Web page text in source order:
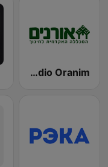
Radio Oranim